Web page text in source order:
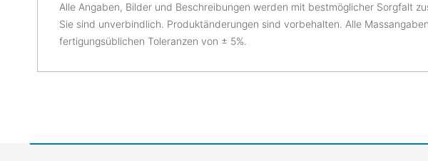
Alle Angaben, Bilder und Beschreibungen werden mit bestmöglicher Sorgfalt
Sie sind unverbindlich. Produktänderungen sind vorbehalten. Alle
fertigungsüblichen Toleranzen von ± 5%.